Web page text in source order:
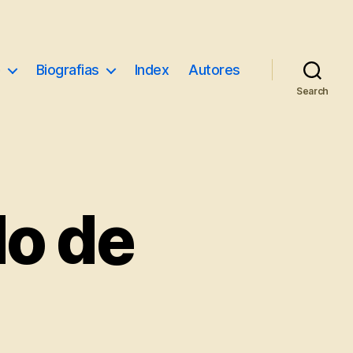
Biografias Index Autores
Search
de